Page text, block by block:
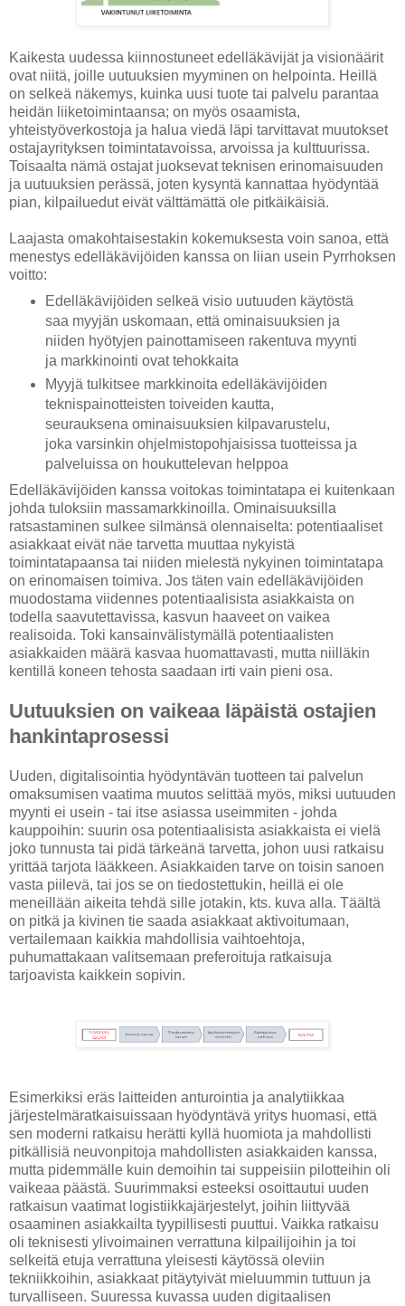
Kaikesta uudessa kiinnostuneet edelläkävijät ja visionäärit
ovat niitä, joille uutuuksien myyminen on helpointa. Heillä
on selkeä näkemys, kuinka uusi tuote tai palvelu parantaa
heidän liiketoimintaansa; on myös osaamista,
yhteistyöverkostoja ja halua viedä läpi tarvittavat muutokset
ostajayrityksen toimintatavoissa, arvoissa ja kulttuurissa.
Toisaalta nämä ostajat juoksevat teknisen erinomaisuuden
ja uutuuksien perässä, joten kysyntä kannattaa hyödyntää
pian, kilpailuedut eivät välttämättä ole pitkäikäisiä.
Laajasta omakohtaisestakin kokemuksesta voin sanoa, että
menestys edelläkävijöiden kanssa on liian usein Pyrrhoksen
voitto:
Edelläkävijöiden selkeä visio uutuuden käytöstä
saa myyjän uskomaan, että ominaisuuksien ja
niiden hyötyjen painottamiseen rakentuva myynti
ja markkinointi ovat tehokkaita
Myyjä tulkitsee markkinoita edelläkävijöiden
teknispainotteisten toiveiden kautta,
seurauksena ominaisuuksien kilpavarustelu,
joka varsinkin ohjelmistopohjaisissa tuotteissa ja
palveluissa on houkuttelevan helppoa
Edelläkävijöiden kanssa voitokas toimintatapa ei kuitenkaan
johda tuloksiin massamarkkinoilla. Ominaisuuksilla
ratsastaminen sulkee silmänsä olennaiselta: potentiaaliset
asiakkaat eivät näe tarvetta muuttaa nykyistä
toimintatapaansa tai niiden mielestä nykyinen toimintatapa
on erinomaisen toimiva. Jos täten vain edelläkävijöiden
muodostama viidennes potentiaalisista asiakkaista on
todella saavutettavissa, kasvun haaveet on vaikea
realisoida. Toki kansainvälistymällä potentiaalisten
asiakkaiden määrä kasvaa huomattavasti, mutta niilläkin
kentillä koneen tehosta saadaan irti vain pieni osa.
Uutuuksien on vaikeaa läpäistä ostajien
hankintaprosessi
Uuden, digitalisointia hyödyntävän tuotteen tai palvelun
omaksumisen vaatima muutos selittää myös, miksi uutuuden
myynti ei usein - tai itse asiassa useimmiten - johda
kauppoihin: suurin osa potentiaalisista asiakkaista ei vielä
joko tunnusta tai pidä tärkeänä tarvetta, johon uusi ratkaisu
yrittää tarjota lääkkeen. Asiakkaiden tarve on toisin sanoen
vasta piilevä, tai jos se on tiedostettukin, heillä ei ole
meneillään aikeita tehdä sille jotakin, kts. kuva alla. Täältä
on pitkä ja kivinen tie saada asiakkaat aktivoitumaan,
vertailemaan kaikkia mahdollisia vaihtoehtoja,
puhumattakaan valitsemaan preferoituja ratkaisuja
tarjoavista kaikkein sopivin.
Esimerkiksi eräs laitteiden anturointia ja analytiikkaa
järjestelmäratkaisuissaan hyödyntävä yritys huomasi, että
sen moderni ratkaisu herätti kyllä huomiota ja mahdollisti
pitkällisiä neuvonpitoja mahdollisten asiakkaiden kanssa,
mutta pidemmälle kuin demoihin tai suppeisiin pilotteihin oli
vaikeaa päästä. Suurimmaksi esteeksi osoittautui uuden
ratkaisun vaatimat logistiikkajärjestelyt, joihin liittyvää
osaaminen asiakkailta tyypillisesti puuttui. Vaikka ratkaisu
oli teknisesti ylivoimainen verrattuna kilpailijoihin ja toi
selkeitä etuja verrattuna yleisesti käytössä oleviin
tekniikkoihin, asiakkaat pitäytyivät mieluummin tuttuun ja
turvalliseen. Suuressa kuvassa uuden digitaalisen